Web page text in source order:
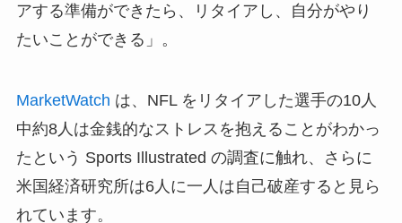
アする準備ができたら、リタイアし、自分がやり
たいことができる」。
MarketWatch は、NFL をリタイアした選手の10人
中約8人は金銭的なストレスを抱えることがわかっ
たという Sports Illustrated の調査に触れ、さらに
米国経済研究所は6人に一人は自己破産すると見ら
れています。